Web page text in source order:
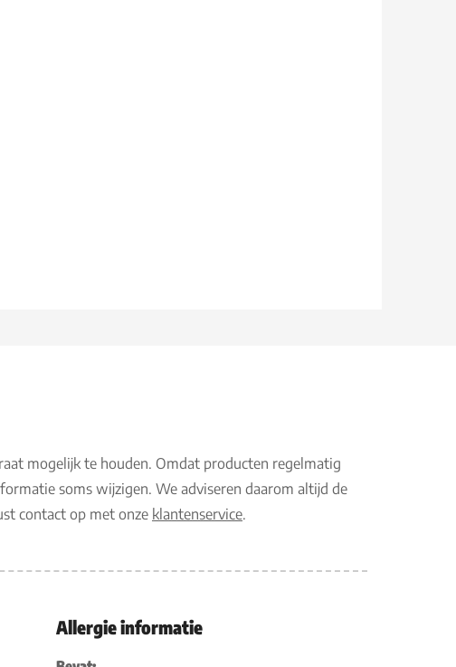
mogelijk te houden. Omdat producten regelmatig
soms wijzigen. We adviseren daarom altijd de
contact op met onze klantenservice.
Allergie informatie